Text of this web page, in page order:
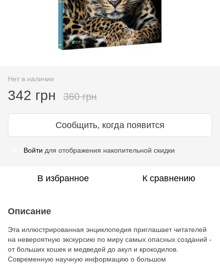
Нет в наличии
342 грн 360 грн
Сообщить, когда появится
Войти для отображения накопительной скидки
В избранное К сравнению
Описание
Эта иллюстрированная энциклопедия приглашает читателей
на невероятную экскурсию по миру самых опасных созданий -
от больших кошек и медведей до акул и крокодилов.
Современную научную информацию о большом